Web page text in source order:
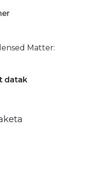
Matter:
datak